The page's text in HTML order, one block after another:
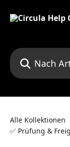
Nach Artikeln
Alle Kollektionen
✅ Prüfung &